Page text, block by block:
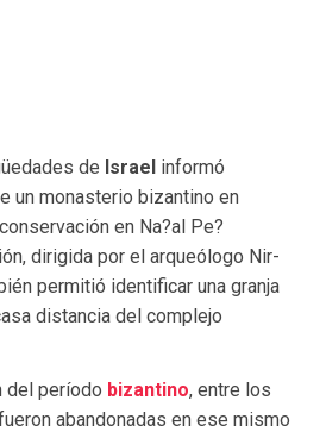
de Israel informó
un monasterio bizantino en
en Na?al Pe?
dirigida por el arqueólogo Nir-
permitió identificar una granja
distancia del complejo
del período bizantino, entre los
abandonadas en ese mismo